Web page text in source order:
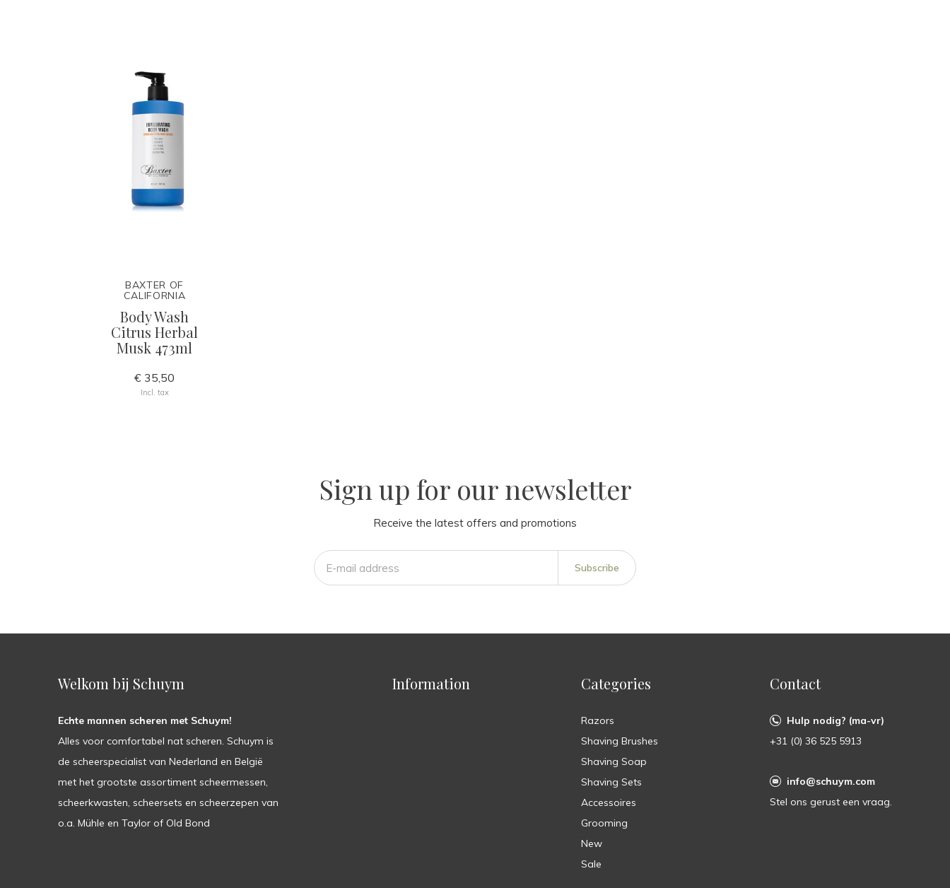
BAXTER OF
CALIFORNIA
Body Wash
Citrus Herbal
Musk 473ml
€ 35,50
Incl. tax
Sign up for our newsletter
Receive the latest offers and promotions
Subscribe
Welkom bij Schuym
Echte mannen scheren met Schuym!
Alles voor comfortabel nat scheren. Schuym is
de scheerspecialist van Nederland en België
met het grootste assortiment scheermessen,
scheerkwasten, scheersets en scheerzepen van
o.a. Mühle en Taylor of Old Bond
Information Categories
Razors
Shaving Brushes
Shaving Soap
Shaving Sets
Accessoires
Grooming
New
Sale
Contact
Hulp nodig? (ma-vr)
+31 (0) 36 525 5913
info@schuym.com
Stel ons gerust een vraag.